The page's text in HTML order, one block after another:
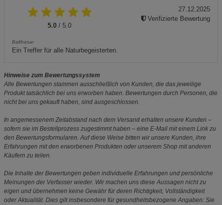
5.0 / 5.0
Balthasar
Ein Treffer für alle Naturbegeisterten.
27.12.2025
Verifizierte Bewertung
Hinweise zum Bewertungssystem
Alle Bewertungen stammen ausschließlich von Kunden, die das jeweilige
Produkt tatsächlich bei uns erworben haben. Bewertungen durch Personen, die
nicht bei uns gekauft haben, sind ausgeschlossen.
In angemessenem Zeitabstand nach dem Versand erhalten unsere Kunden –
sofern sie im Bestellprozess zugestimmt haben – eine E-Mail mit einem Link zu
den Bewertungsformularen. Auf diese Weise bitten wir unsere Kunden, ihre
Erfahrungen mit den erworbenen Produkten oder unserem Shop mit anderen
Käufern zu teilen.
Die Inhalte der Bewertungen geben individuelle Erfahrungen und persönliche
Meinungen der Verfasser wieder. Wir machen uns diese Aussagen nicht zu
eigen und übernehmen keine Gewähr für deren Richtigkeit, Vollständigkeit
oder Aktualität. Dies gilt insbesondere für gesundheitsbezogene Angaben: Sie